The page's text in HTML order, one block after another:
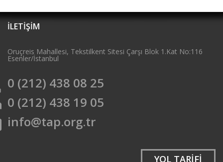
İLETİŞİM
Oruçreis Mahallesi, Tekstilkent Sitesi Çarşı Blok 1.Kat No:116
Esenler/İstanbul
0 (212) 438 08 25
0 (212) 438 19 05
info@tap.org.tr
YOL TARİFİ